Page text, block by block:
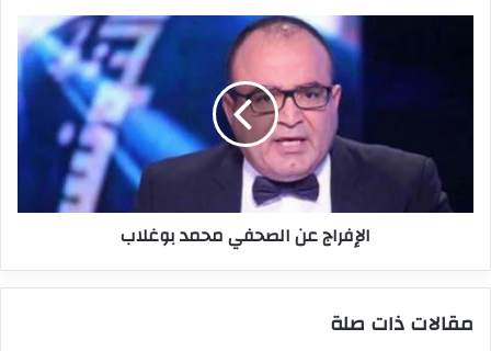
الإفراج عن الصحفي محمد بوغلاب
مقالات ذات صلة